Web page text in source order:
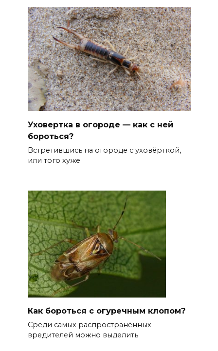
Уховертка в огороде — как с ней
бороться?
Встретившись на огороде с уховёрткой,
или того хуже
Как бороться с огуречным клопом?
Среди самых распространённых
вредителей можно выделить